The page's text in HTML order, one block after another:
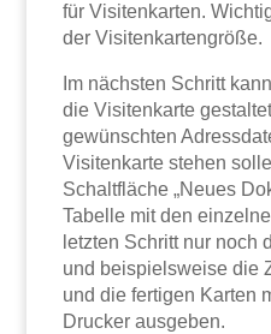
für Visitenkarten.
der Visitenkartengröße.
Im nächsten Schritt
die Visitenkarte
gewünschten
Visitenkarte stehen
Schaltfläche „Neues
Tabelle mit den
letzten Schritt nur noch
und beispielsweise die
und die fertigen Karten
Drucker ausgeben.